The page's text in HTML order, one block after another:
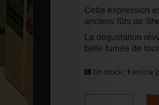
Cette expression
anciens fûts de
La dégustation
belle fumée de
En stock : 1 article